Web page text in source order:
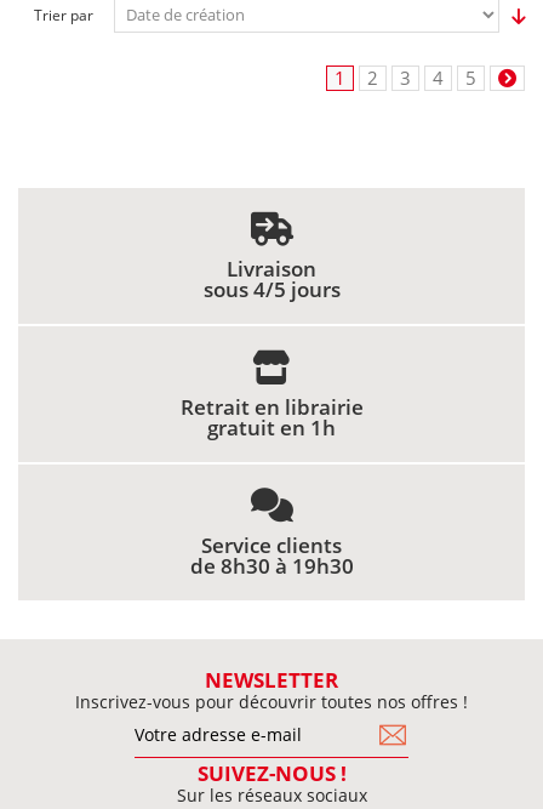
Trier par
1 2 3 4 5
Livraison
sous 4/5 jours
Retrait en librairie
gratuit en 1h
Service clients
de 8h30 à 19h30
NEWSLETTER
Inscrivez-vous pour découvrir toutes nos offres !
SUIVEZ-NOUS !
Sur les réseaux sociaux